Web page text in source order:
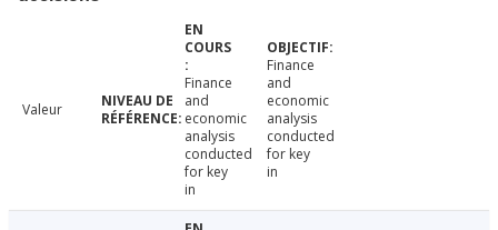
Valeur
Finance
and
economic
analysis
conducted
for key
in
Finance
and
economic
analysis
conducted
for key
in